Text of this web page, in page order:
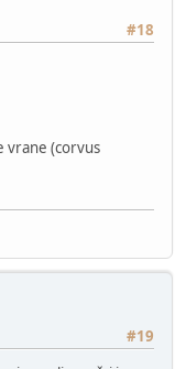
#18
vrane (corvus
#19